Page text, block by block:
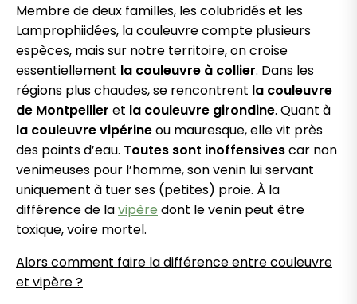
Membre de deux familles, les colubridés et les
Lamprophiidées, la couleuvre compte plusieurs
espèces, mais sur notre territoire, on croise
essentiellement la couleuvre à collier. Dans les
régions plus chaudes, se rencontrent la couleuvre
de Montpellier et la couleuvre girondine. Quant à
la couleuvre vipérineou mauresque, elle vit près
des points d’eau. Toutes sont inoffensivescar non
venimeuses pour l’homme, son venin lui servant
uniquement à tuer ses (petites) proie. À la
différence de lavipère dont le venin peut être
toxique, voire mortel.
Alors comment faire la différence entre couleuvre
et vipère ?